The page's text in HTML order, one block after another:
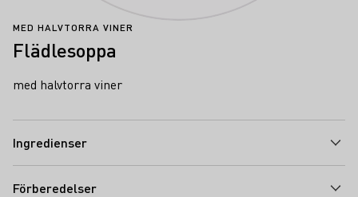
MED HALVTORRA VINER
Flädlesoppa
med halvtorra viner
Ingredienser
Förberedelser